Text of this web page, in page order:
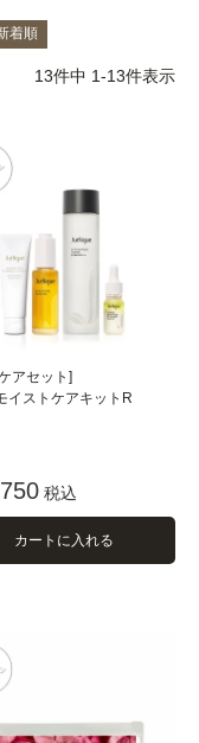
着順
13件中 1-13件表示
アセット]
イストケアキットR
税込
カートに入れる